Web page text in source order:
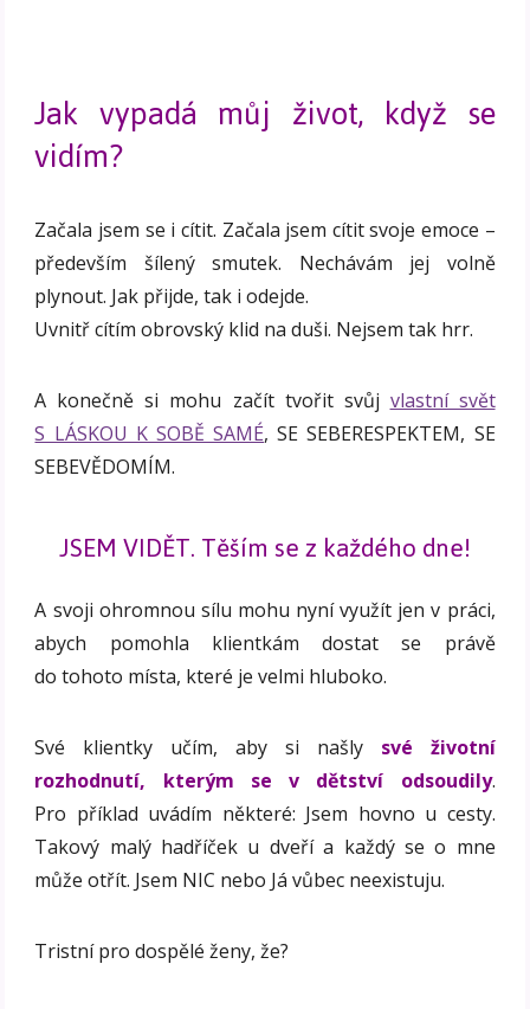
Jak vypadá můj život, když se
vidím?
Začala jsem se i cítit. Začala jsem cítit svoje emoce –
především šílený smutek. Nechávám jej volně
plynout. Jak přijde, tak i odejde.
Uvnitř cítím obrovský klid na duši. Nejsem tak hrr.
A konečně si mohu začít tvořit svůj vlastní svět
S LÁSKOU K SOBĚ SAMÉ, SE SEBERESPEKTEM, SE
SEBEVĚDOMÍM.
JSEM VIDĚT. Těším se z každého dne!
A svoji ohromnou sílu mohu nyní využít jen v práci,
abych pomohla klientkám dostat se právě
do tohoto místa, které je velmi hluboko.
Své klientky učím, aby si našly své životní
rozhodnutí, kterým se v dětství odsoudily.
Pro příklad uvádím některé: Jsem hovno u cesty.
Takový malý hadříček u dveří a každý se o mne
může otřít. Jsem NIC nebo Já vůbec neexistuju.
Tristní pro dospělé ženy, že?